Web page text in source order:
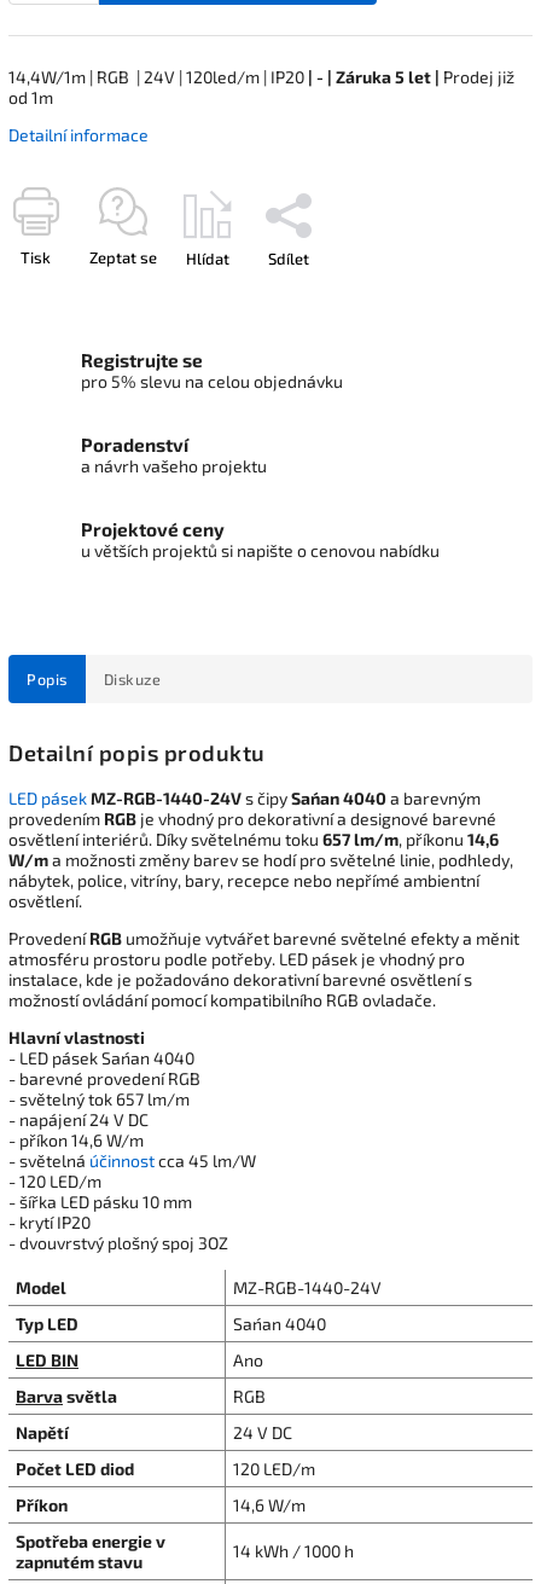
14,4W/1m | RGB | 24V | 120led/m | IP20 | - | Záruka 5 let | Prodej již
od 1m
Detailní informace
Tisk Zeptat se Hlídat Sdílet
Registrujte se
pro 5% slevu na celou objednávku
Poradenství
a návrh vašeho projektu
Projektové ceny
u větších projektů si napište o cenovou nabídku
Popis Diskuze
Detailní popis produktu
LED pásekMZ-RGB-1440-24Vs čipySan´an 4040a barevným
provedením RGB je vhodný pro dekorativní a designové barevné
osvětlení interiérů. Díky světelnému toku 657 lm/m, příkonu 14,6
W/ma možnosti změny barev se hodí pro světelné linie, podhledy,
nábytek, police, vitríny, bary, recepce nebo nepřímé ambientní
osvětlení.
ProvedeníRGB umožňuje vytvářet barevné světelné efekty a měnit
atmosféru prostoru podle potřeby. LED pásek je vhodný pro
instalace, kde je požadováno dekorativní barevné osvětlení s
možností ovládání pomocí kompatibilního RGB ovladače.
Hlavní vlastnosti
- LED pásek San´an 4040
- barevné provedení RGB
- světelný tok 657 lm/m
- napájení 24 V DC
- příkon 14,6 W/m
- světelná účinnostcca 45 lm/W
- 120 LED/m
- šířka LED pásku 10 mm
- krytí IP20
- dvouvrstvý plošný spoj 3OZ
Model
MZ-RGB-1440-24V
Typ LED
San´an 4040
LED BIN
Ano
Barvasvětla
RGB
Napětí
24 V DC
Počet LED diod
120 LED/m
Příkon
14,6 W/m
Spotřeba energie v
zapnutém stavu
14 kWh / 1000 h